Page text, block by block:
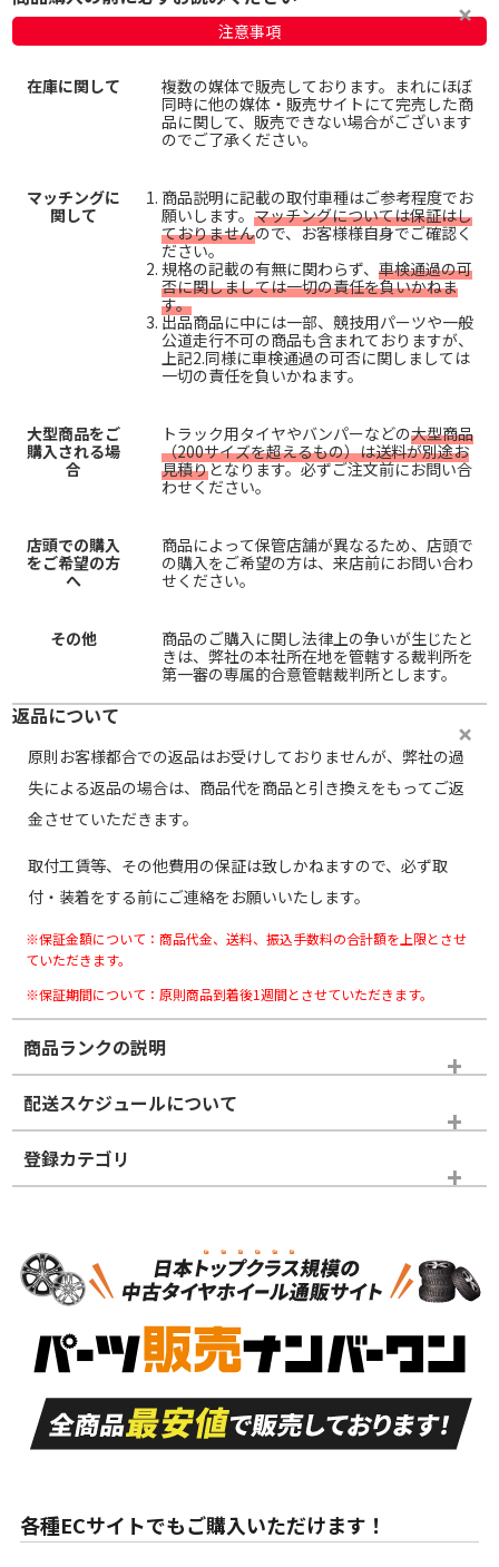
注意事項
在庫に関して
複数の媒体で販売しております。まれにほぼ
同時に他の媒体・販売サイトにて完売した商
品に関して、販売できない場合がございます
のでご了承ください。
マッチングに
関して
商品説明に記載の取付車種はご参考程度でお
願いします。 マッチングについては保証はし
ておりませんので、お客様様自身でご確認く
ださい。
規格の記載の有無に関わらず、 車検通過の可
否に関しましては一切の責任を負いかねま
す。
出品商品に中には一部、競技用パーツや一般
公道走行不可の商品も含まれておりますが、
上記2.同様に車検通過の可否に関しましては
一切の責任を負いかねます。
大型商品をご
購入される場
合
トラック用タイヤやバンパーなどの大型商品
（200サイズを超えるもの）は送料が別途お
見積りとなります。必ずご注文前にお問い合
わせください。
店頭での購入
をご希望の方
へ
商品によって保管店舗が異なるため、店頭で
の購入をご希望の方は、来店前にお問い合わ
せください。
その他
商品のご購入に関し法律上の争いが生じたと
きは、弊社の本社所在地を管轄する裁判所を
第一審の専属的合意管轄裁判所とします。
返品について
原則お客様都合での返品はお受けしておりませんが、弊社の過
失による返品の場合は、商品代を商品と引き換えをもってご返
金させていただきます。
取付工賃等、その他費用の保証は致しかねますので、必ず取
付・装着をする前にご連絡をお願いいたします。
※保証金額について：商品代金、送料、振込手数料の合計額を上限とさせ
ていただきます。
※保証期間について：原則商品到着後1週間とさせていただきます。
商品ランクの説明
※商品ランクは出品者の主観により判断しておりますので、あら
かじめご了承ください。
ホイールランク
S
品）
S
新車外し品（新古
付き
A
走行距離も少なく、
目立つ傷もほとんど
ない中古品
A
走行距離も少なく、
非常に状態の良い中
古品
な中古品
んどない中古品
配送スケジュールについて
登録カテゴリ
パーツ
各種ECサイトでもご購入いただけます！